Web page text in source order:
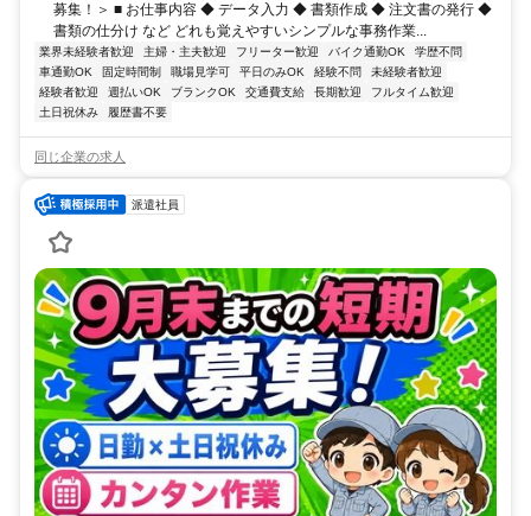
募集！＞ ■ お仕事内容 ◆ データ入力 ◆ 書類作成 ◆ 注文書の発行 ◆
書類の仕分け など どれも覚えやすいシンプルな事務作業...
業界未経験者歓迎 主婦・主夫歓迎 フリーター歓迎 バイク通勤OK
学歴不問
車通勤OK
固定時間制 職場見学可 平日のみOK 経験不問
未経験者歓迎
経験者歓迎
週払いOK ブランクOK 交通費支給 長期歓迎
フルタイム歓迎
土日祝休み
履歴書不要
同じ企業の求人
派遣社員